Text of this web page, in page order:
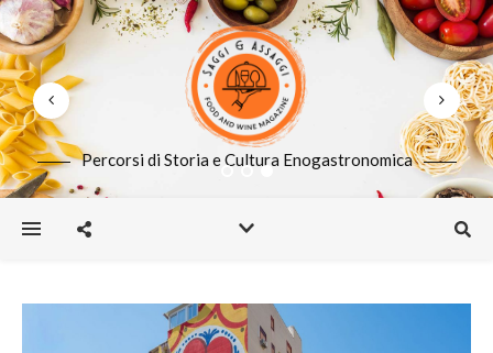
Percorsi di Storia e Cultura Enogastronomica